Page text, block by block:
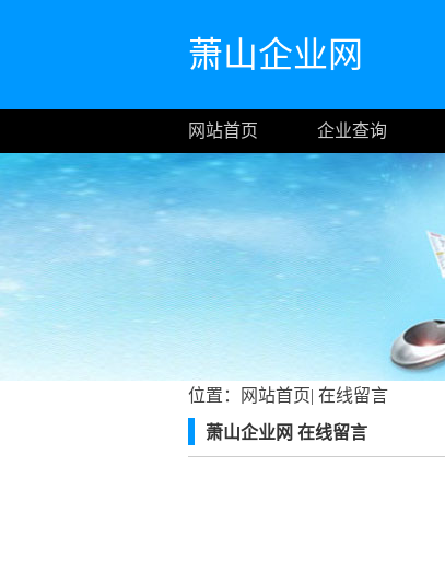
萧山企业网
网站首页 企业查询
位置： 网站首页| 在线留言
萧山企业网 在线留言